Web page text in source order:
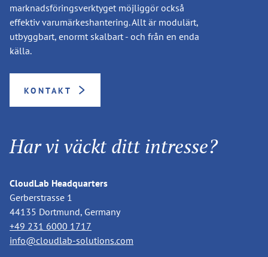
marknadsföringsverktyget möjliggör också
effektiv varumärkeshantering. Allt är modulärt,
utbyggbart, enormt skalbart - och från en enda
källa.
KONTAKT
Har vi väckt ditt intresse?
CloudLab Headquarters
Gerberstrasse 1
44135 Dortmund, Germany
+49 231 6000 1717
info@cloudlab-solutions.com